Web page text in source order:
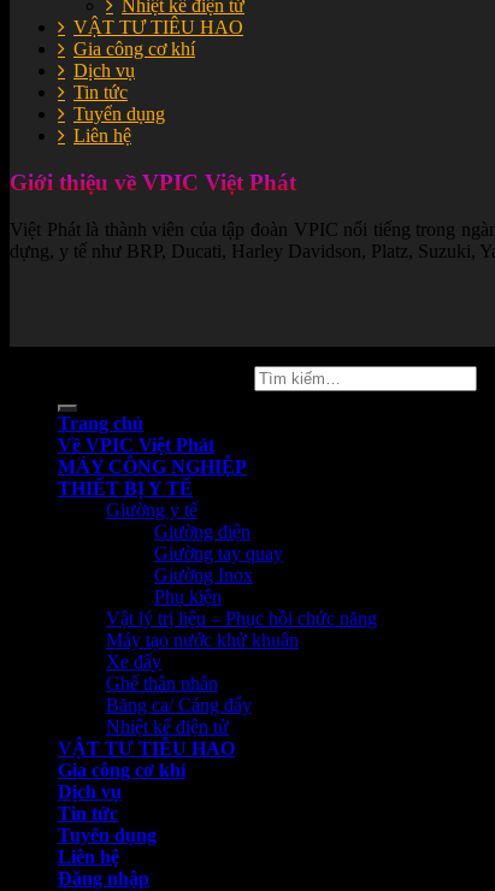
Nhiệt kế điện tử
VẬT TƯ TIÊU HAO
Gia công cơ khí
Dịch vụ
Tin tức
Tuyển dụng
Liên hệ
Giới thiệu về VPIC Việt Phát
Việt Phát là thành viên của tập đoàn VPIC nổi tiếng trong
dựng, y tế như BRP, Ducati, Harley Davidson, Platz, Suzuki,
Tìm
kiếm:
Trang chủ
Về VPIC Việt Phát
MÁY CÔNG NGHIỆP
THIẾT BỊ Y TẾ
Giường y tế
Giường điện
Giường tay quay
Giường Inox
Phụ kiện
Vật lý trị liệu – Phục hồi chức năng
Máy tạo nước khử khuẩn
Xe đẩy
Ghế thân nhân
Băng ca/ Cáng đẩy
Nhiệt kế điện tử
VẬT TƯ TIÊU HAO
Gia công cơ khí
Dịch vụ
Tin tức
Tuyển dụng
Liên hệ
Đăng nhập